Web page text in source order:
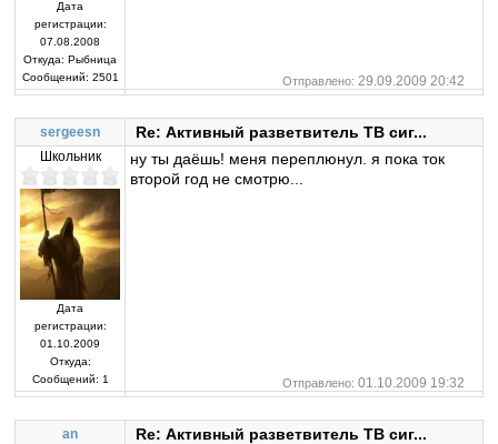
Дата
регистрации:
07.08.2008
Откуда: Рыбница
Сообщений: 2501 Отправлено: 29.09.2009 20:42
sergeesn Re: Активный разветвитель ТВ сиг...
Школьник
Дата
регистрации:
01.10.2009
Откуда:
Сообщений: 1
ну ты даёшь! меня переплюнул. я пока ток
второй год не смотрю...
Отправлено: 01.10.2009 19:32
an Re: Активный разветвитель ТВ сиг...